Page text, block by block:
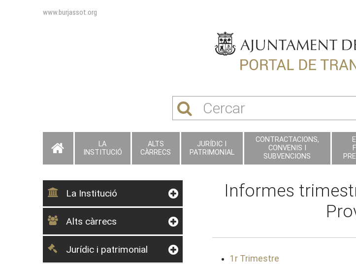
www.burjassot.org
LA
INSTITUCIÓ
ALTS
CÀRRECS
JURÍDIC I
PATRIMONIAL
CONTRACTACIONS,
CONVENIS I
SUBVENCIONS
La Institució
Alts càrrecs
Jurídic i patrimonial
Informes
1r Trimestre